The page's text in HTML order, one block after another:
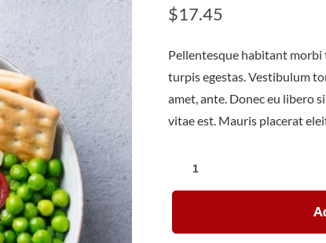
$17.45
Pellentesque habitant morbi
turpis egestas. Vestibulum
amet, ante. Donec eu libero
vitae est. Mauris placerat